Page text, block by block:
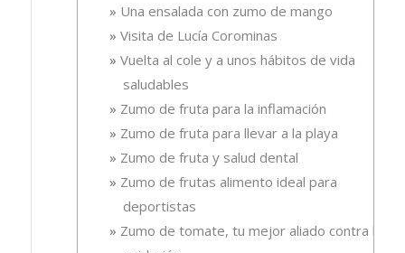
Una ensalada con zumo de mango
Visita de Lucía Corominas
Vuelta al cole y a unos hábitos de vida
saludables
Zumo de fruta para la inflamación
Zumo de fruta para llevar a la playa
Zumo de fruta y salud dental
Zumo de frutas alimento ideal para
deportistas
Zumo de tomate, tu mejor aliado contra la